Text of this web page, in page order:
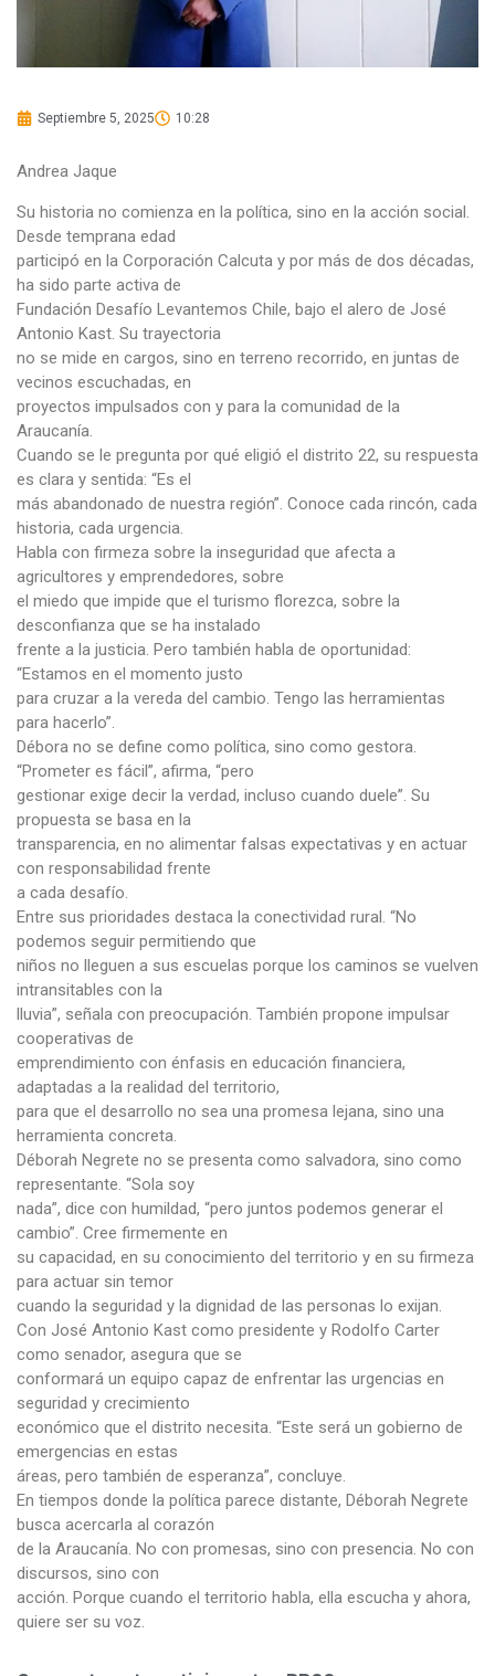
Septiembre 5, 2025 10:28
Andrea Jaque
Su historia no comienza en la política, sino en la acción social.
Desde temprana edad
participó en la Corporación Calcuta y por más de dos décadas,
ha sido parte activa de
Fundación Desafío Levantemos Chile, bajo el alero de José
Antonio Kast. Su trayectoria
no se mide en cargos, sino en terreno recorrido, en juntas de
vecinos escuchadas, en
proyectos impulsados con y para la comunidad de la
Araucanía.
Cuando se le pregunta por qué eligió el distrito 22, su respuesta
es clara y sentida: “Es el
más abandonado de nuestra región”. Conoce cada rincón, cada
historia, cada urgencia.
Habla con firmeza sobre la inseguridad que afecta a
agricultores y emprendedores, sobre
el miedo que impide que el turismo florezca, sobre la
desconfianza que se ha instalado
frente a la justicia. Pero también habla de oportunidad:
“Estamos en el momento justo
para cruzar a la vereda del cambio. Tengo las herramientas
para hacerlo”.
Débora no se define como política, sino como gestora.
“Prometer es fácil”, afirma, “pero
gestionar exige decir la verdad, incluso cuando duele”. Su
propuesta se basa en la
transparencia, en no alimentar falsas expectativas y en actuar
con responsabilidad frente
a cada desafío.
Entre sus prioridades destaca la conectividad rural. “No
podemos seguir permitiendo que
niños no lleguen a sus escuelas porque los caminos se vuelven
intransitables con la
lluvia”, señala con preocupación. También propone impulsar
cooperativas de
emprendimiento con énfasis en educación financiera,
adaptadas a la realidad del territorio,
para que el desarrollo no sea una promesa lejana, sino una
herramienta concreta.
Déborah Negrete no se presenta como salvadora, sino como
representante. “Sola soy
nada”, dice con humildad, “pero juntos podemos generar el
cambio”. Cree firmemente en
su capacidad, en su conocimiento del territorio y en su firmeza
para actuar sin temor
cuando la seguridad y la dignidad de las personas lo exijan.
Con José Antonio Kast como presidente y Rodolfo Carter
como senador, asegura que se
conformará un equipo capaz de enfrentar las urgencias en
seguridad y crecimiento
económico que el distrito necesita. “Este será un gobierno de
emergencias en estas
áreas, pero también de esperanza”, concluye.
En tiempos donde la política parece distante, Déborah Negrete
busca acercarla al corazón
de la Araucanía. No con promesas, sino con presencia. No con
discursos, sino con
acción. Porque cuando el territorio habla, ella escucha y ahora,
quiere ser su voz.